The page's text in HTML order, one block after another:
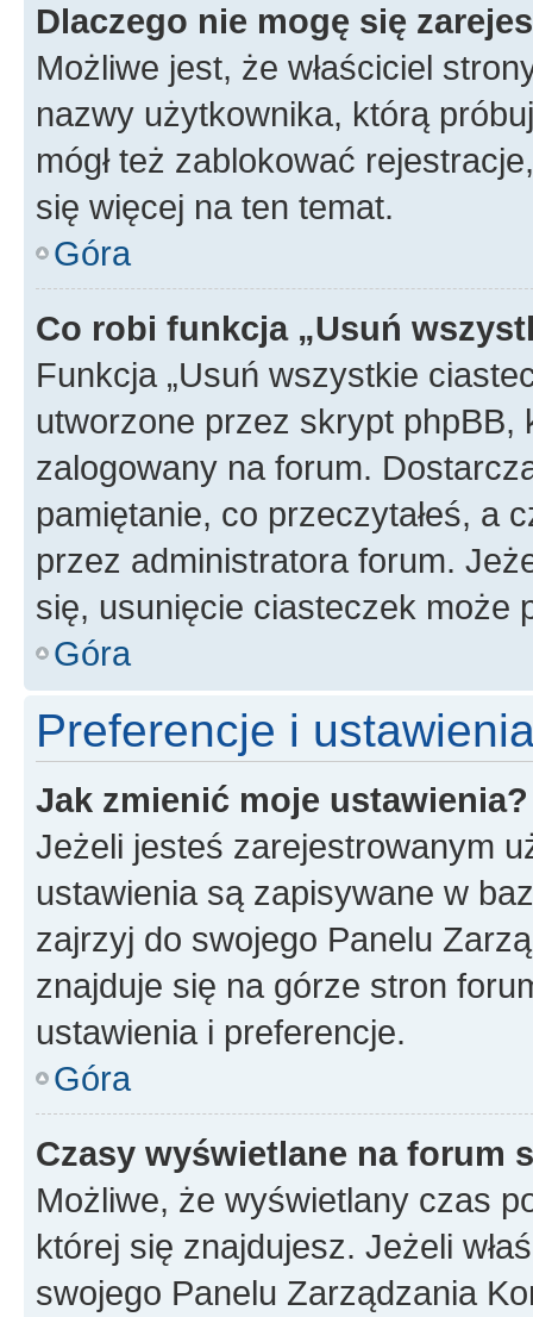
Dlaczego nie mogę się
Możliwe jest, że właściciel
nazwy użytkownika, którą
mógł też zablokować
się więcej na ten temat.
Góra
Co robi funkcja „Usuń
Funkcja „Usuń wszystkie
utworzone przez skrypt
zalogowany na forum.
pamiętanie, co przeczytałeś, a
przez administratora forum.
się, usunięcie ciasteczek może
Góra
Preferencje i
Jak zmienić moje ustawienia?
Jeżeli jesteś zarejestrowanym
ustawienia są zapisywane w
zajrzyj do swojego Panelu
znajduje się na górze stron
ustawienia i preferencje.
Góra
Czasy wyświetlane na forum
Możliwe, że wyświetlany czas
której się znajdujesz. Jeżeli
swojego Panelu Zarządzania